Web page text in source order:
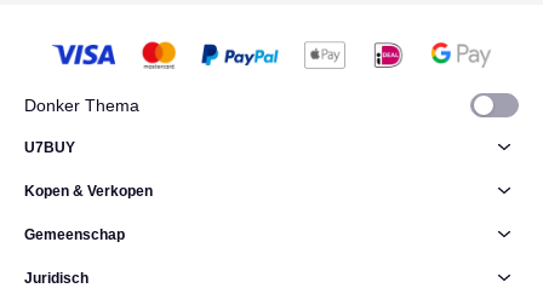
Donker Thema
U7BUY
Kopen & Verkopen
Gemeenschap
Juridisch